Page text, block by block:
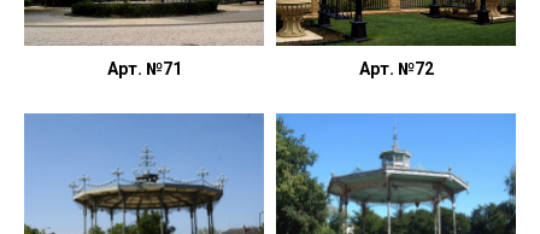
Арт. №71 Арт. №72